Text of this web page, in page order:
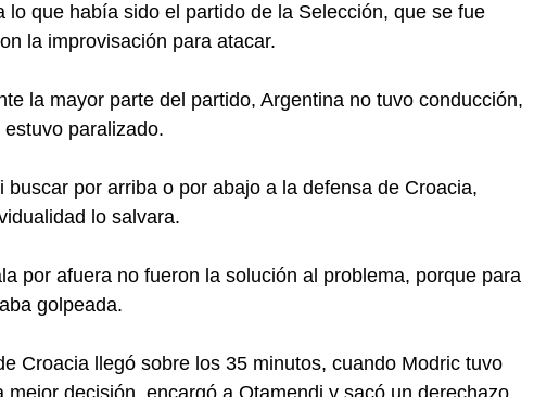
lo que había sido el partido de la Selección, que se fue
la improvisación para atacar.
la mayor parte del partido, Argentina no tuvo conducción,
paralizado.
buscar por arriba o por abajo a la defensa de Croacia,
lo salvara.
por afuera no fueron la solución al problema, porque para
golpeada.
Croacia llegó sobre los 35 minutos, cuando Modric tuvo